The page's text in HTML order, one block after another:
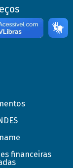
financeiras